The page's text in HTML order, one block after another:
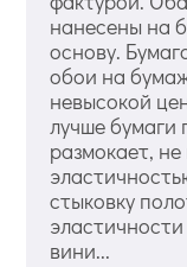
нанесены на
основу.
обои на
невысокой
лучше
размокает,
стыковку
вини...